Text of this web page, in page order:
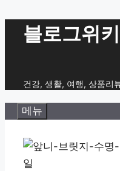
블로그위키
건강, 생활, 여행, 상품리
메뉴